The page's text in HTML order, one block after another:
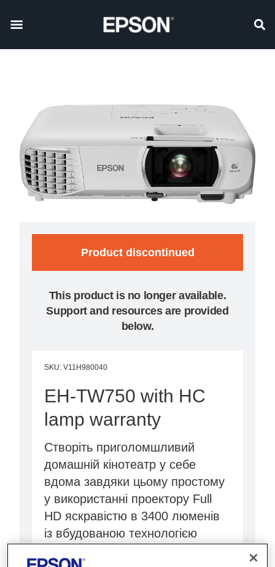
Product discontinued
This product is no longer available.
Support and resources are provided
below.
SKU: V11H980040
EH-TW750 with HC
lamp warranty
Створіть приголомшливий
домашній кінотеатр у себе
вдома завдяки цьому простому
у використанні проектору Full
HD яскравістю в 3400 люменів
із вбудованою технологією